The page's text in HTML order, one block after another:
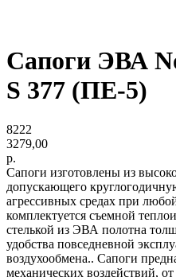
Сапоги ЭВА
S 377 (ПЕ-5)
8222
3279,00
р.
Сапоги изготовлены из
допускающего
агрессивных средах при
комплектуется съемной
стелькой из ЭВА полотна
удобства повседневной
воздухообмена.. Сапоги
механических воздействий,